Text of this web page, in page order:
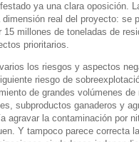
ya una clara oposición.
dimensión real del proyecto: se
15 millones de toneladas de
prioritarios.
los riesgos y aspectos
riesgo de
de grandes volúmenes
subproductos ganaderos y
agravar la contaminación por
Y tampoco parece correcta